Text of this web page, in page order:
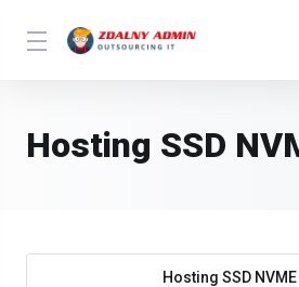
Hosting SSD
Hosting SSD NVME